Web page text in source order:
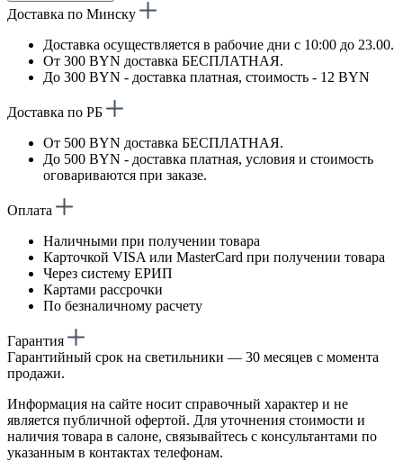
Доставка по Минску
Доставка осуществляется в рабочие дни с 10:00 до 23.00.
От 300 BYN доставка БЕСПЛАТНАЯ.
До 300 BYN - доставка платная, стоимость - 12 BYN
Доставка по РБ
От 500 BYN доставка БЕСПЛАТНАЯ.
До 500 BYN - доставка платная, условия и стоимость
оговариваются при заказе.
Оплата
Наличными при получении товара
Карточкой VISA или MasterCard при получении товара
Через систему ЕРИП
Картами рассрочки
По безналичному расчету
Гарантия
Гарантийный срок на светильники — 30 месяцев с момента
продажи.
Информация на сайте носит справочный характер и не
является публичной офертой. Для уточнения стоимости и
наличия товара в салоне, связывайтесь с консультантами по
указанным в контактах телефонам.